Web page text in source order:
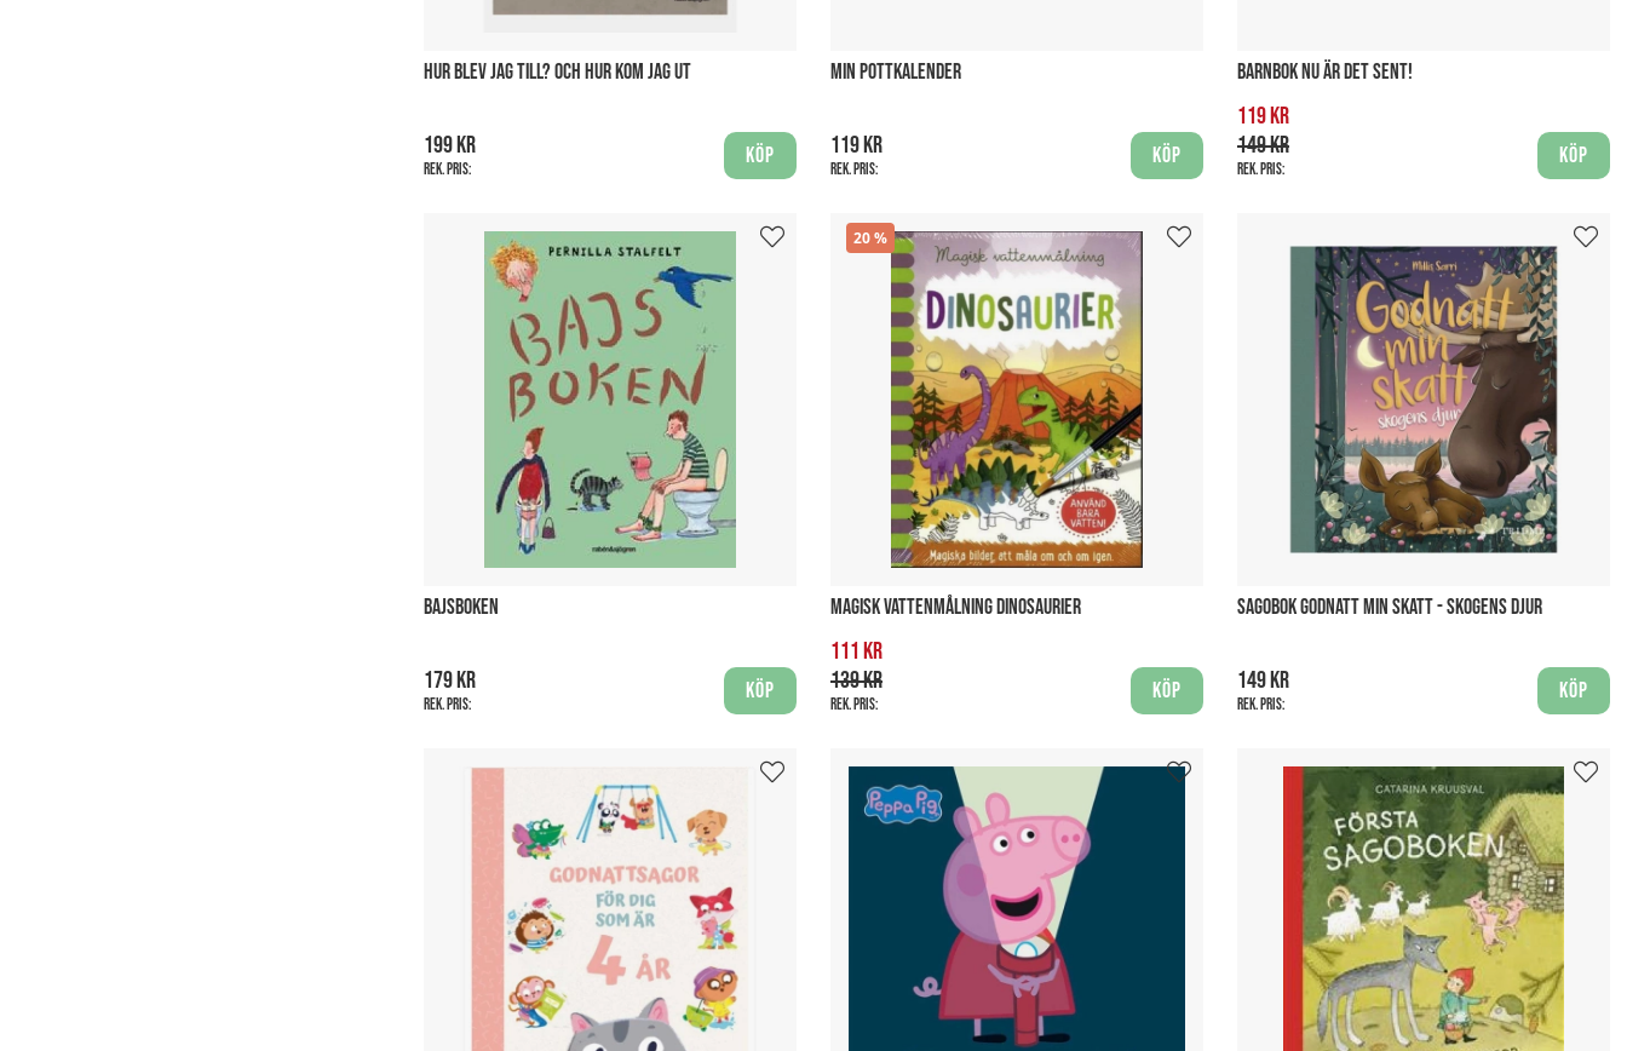
HUR BLEV JAG TILL? OCH HUR KOM JAG UT
199 kr
Rek. pris:
Köp
MIN POTTKALENDER
119 kr
Rek. pris:
Köp
BARNBOK NU ÄR DET SENT!
119 kr
149 kr
Rek. pris:
Köp
BAJSBOKEN
179 kr
Rek. pris:
Köp
20
MAGISK VATTENMÅLNING DINOSAURIER
111 kr
139 kr
Rek. pris:
Köp
SAGOBOK GODNATT MIN SKATT - SKOGENS DJUR
149 kr
Rek. pris:
Köp